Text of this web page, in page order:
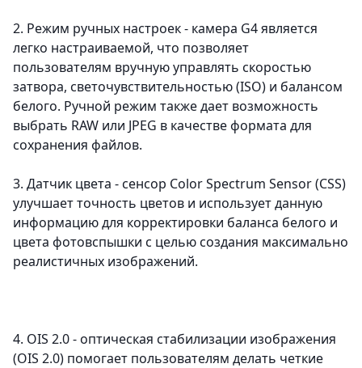
2. Режим ручных настроек- камера G4 является
легко настраиваемой, что позволяет
пользователям вручную управлять скоростью
затвора, светочувствительностью (ISO) и балансом
белого. Ручной режим также дает возможность
выбрать RAW или JPEG в качестве формата для
сохранения файлов.
3. Датчик цвета - сенсор Color Spectrum Sensor (CSS)
улучшает точность цветов и использует данную
информацию для корректировки баланса белого и
цвета фотовспышки с целью создания максимально
реалистичных изображений.
4. OIS 2.0- оптическая стабилизации изображения
(OIS 2.0) помогает пользователям делать четкие